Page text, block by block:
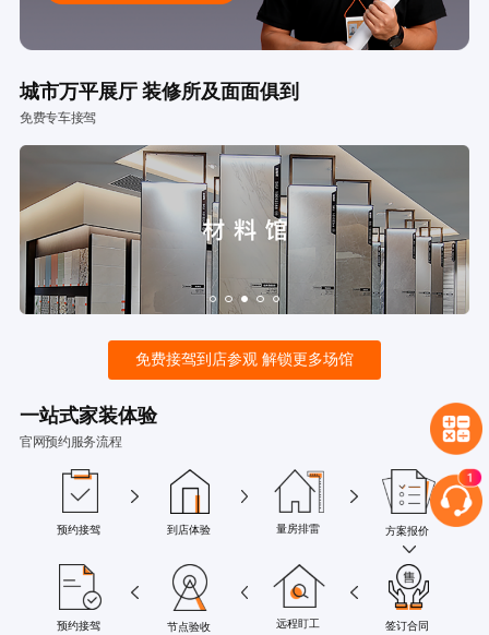
城市万平展厅 装修所及面面俱到
免费专车接驾
免费接驾到店参观 解锁更多场馆
一站式家装体验
官网预约服务流程
预约接驾 到店体验 量房排雷 方案报价
预约接驾 节点验收 远程盯工 签订合同